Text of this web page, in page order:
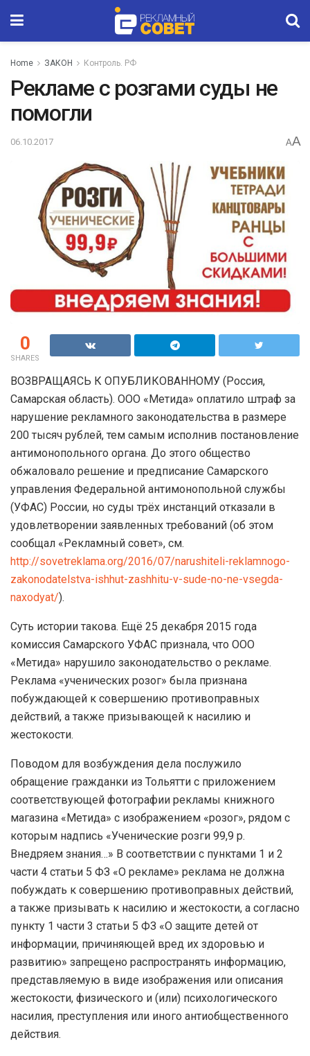
Home ЗАКОН Контроль. РФ
Рекламе с розгами суды не
помогли
06.10.2017 AA
0
SHARES
ВОЗВРАЩАЯСЬ К ОПУБЛИКОВАННОМУ (Россия,
Самарская область). ООО «Метида» оплатило штраф за
нарушение рекламного законодательства в размере
200 тысяч рублей, тем самым исполнив постановление
антимонопольного органа. До этого общество
обжаловало решение и предписание Самарского
управления Федеральной антимонопольной службы
(УФАС) России, но суды трёх инстанций отказали в
удовлетворении заявленных требований (об этом
сообщал «Рекламный совет», см.
http://sovetreklama.org/2016/07/narushiteli-reklamnogo-
zakonodatelstva-ishhut-zashhitu-v-sude-no-ne-vsegda-
naxodyat/).
Суть истории такова. Ещё 25 декабря 2015 года
комиссия Самарского УФАС признала, что ООО
«Метида» нарушило законодательство о рекламе.
Реклама «ученических розог» была признана
побуждающей к совершению противоправных
действий, а также призывающей к насилию и
жестокости.
Поводом для возбуждения дела послужило
обращение гражданки из Тольятти с приложением
соответствующей фотографии рекламы книжного
магазина «Метида» с изображением «розог», рядом с
которым надпись «Ученические розги 99,9 р.
Внедряем знания…» В соответствии с пунктами 1 и 2
части 4 статьи 5 ФЗ «О рекламе» реклама не должна
побуждать к совершению противоправных действий,
а также призывать к насилию и жестокости, а согласно
пункту 1 части 3 статьи 5 ФЗ «О защите детей от
информации, причиняющей вред их здоровью и
развитию» запрещено распространять информацию,
представляемую в виде изображения или описания
жестокости, физического и (или) психологического
насилия, преступления или иного антиобщественного
действия.